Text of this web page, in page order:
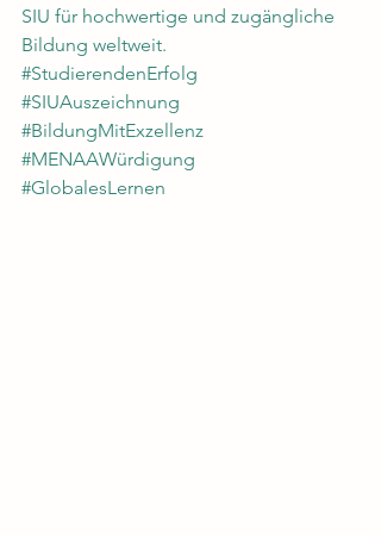
SIU für hochwertige und zugängliche
Bildung weltweit.
#StudierendenErfolg
#SIUAuszeichnung
#BildungMitExzellenz
#MENAAWürdigung
#GlobalesLernen